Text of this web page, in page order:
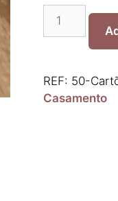
Quantidade
Mensagens
Enrolar
REF: 50-
Casamento